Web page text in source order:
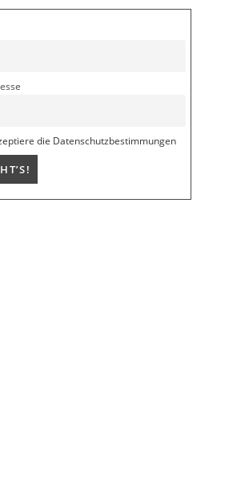
die Datenschutzbestimmungen